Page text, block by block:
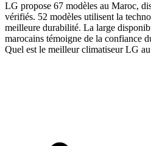
LG propose 67 modèles au Maroc,
vérifiés. 52 modèles utilisent la
meilleure durabilité. La large
marocains témoigne de la confiance
Quel est le meilleur climatiseur LG